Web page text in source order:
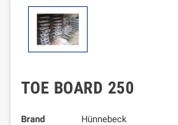
TOE BOARD 250
Brand
Hünnebeck